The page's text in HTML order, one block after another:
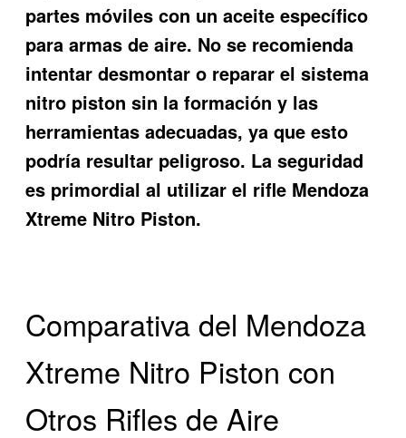
partes móviles con un aceite específico
para armas de aire. No se recomienda
intentar desmontar o reparar el sistema
nitro piston sin la formación y las
herramientas adecuadas, ya que esto
podría resultar peligroso. La seguridad
es primordial al utilizar el rifle Mendoza
Xtreme Nitro Piston.
Comparativa del Mendoza
Xtreme Nitro Piston con
Otros Rifles de Aire